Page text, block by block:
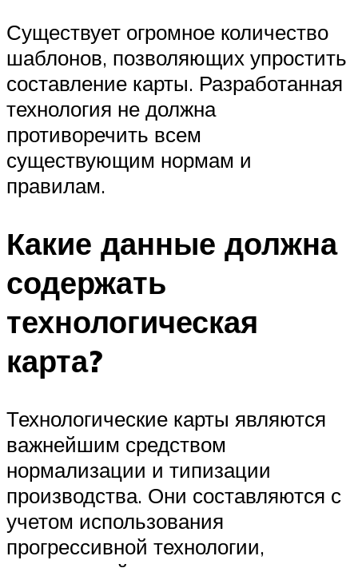
Существует огромное количество
шаблонов, позволяющих упростить
составление карты. Разработанная
технология не должна
противоречить всем
существующим нормам и
правилам.
Какие данные должна
содержать
технологическая
карта?
Технологические карты являются
важнейшим средством
нормализации и типизации
производства. Они составляются с
учетом использования
прогрессивной технологии,